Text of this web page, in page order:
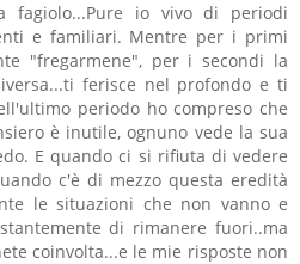
fagiolo...Pure io vivo di periodi
e familiari. Mentre per i primi
"fregarmene", per i secondi la
ferisce nel profondo e ti
periodo ho compreso che
è inutile, ognuno vede la sua
E quando ci si rifiuta di vedere
c'è di mezzo questa eredità
le situazioni che non vanno e
di rimanere fuori..ma
coinvolta...e le mie risposte non